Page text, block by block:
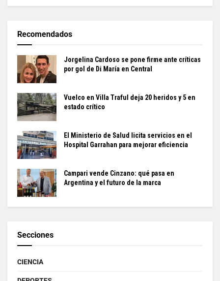
Recomendados
Jorgelina Cardoso se pone firme ante críticas
por gol de Di María en Central
Vuelco en Villa Traful deja 20 heridos y 5 en
estado crítico
El Ministerio de Salud licita servicios en el
Hospital Garrahan para mejorar eficiencia
Campari vende Cinzano: qué pasa en
Argentina y el futuro de la marca
Secciones
CIENCIA